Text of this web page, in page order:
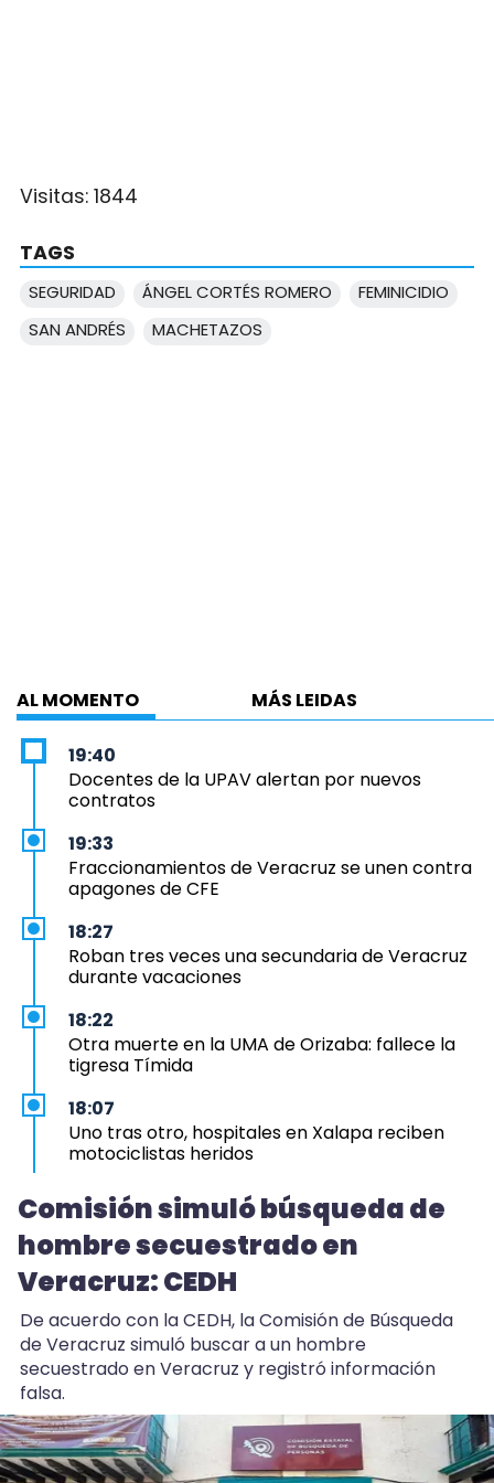
Visitas: 1844
TAGS
SEGURIDAD ÁNGEL CORTÉS ROMERO
FEMINICIDIO
SAN ANDRÉS
MACHETAZOS
AL MOMENTO MÁS LEIDAS
19:40
Docentes de la UPAV alertan por nuevos
contratos
19:33
Fraccionamientos de Veracruz se unen contra
apagones de CFE
18:27
Roban tres veces una secundaria de Veracruz
durante vacaciones
18:22
Otra muerte en la UMA de Orizaba: fallece la
tigresa Tímida
18:07
Uno tras otro, hospitales en Xalapa reciben
motociclistas heridos
17:13
Comisión simuló búsqueda de hombre
secuestrado en Veracruz: CEDH
15:37
Motociclista muere tras ser atropellado por
camioneta en Veracruz
2:42
colonia Tepeyac
2:04
Comisión simuló búsqueda de
hombre secuestrado en
Veracruz: CEDH
De acuerdo con la CEDH, la Comisión de Búsqueda
de Veracruz simuló buscar a un hombre
secuestrado en Veracruz y registró información
falsa.